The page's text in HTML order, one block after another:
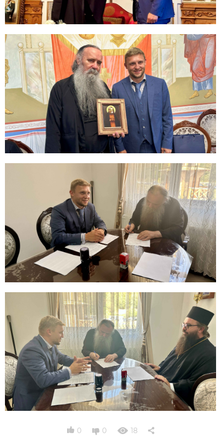
0 0 18